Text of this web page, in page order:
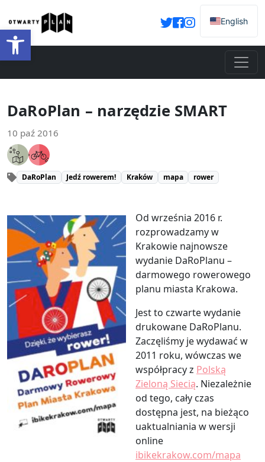
Otwórz pasek narzędzi
English
DaRoPlan – narzędzie SMART
10 paź 2016
DaRoPlan Jedź rowerem! Kraków mapa rower
Od września 2016 r.
rozprowadzamy w
Krakowie najnowsze
wydanie DaRoPlanu –
darmowego rowerowego
planu miasta Krakowa.
Jest to czwarte wydanie
drukowane DaRoPlanu.
Zaczęliśmy je wydawać w
2011 roku, wówczas we
współpracy z Polską
Zieloną Siecią. Niezależnie
od tego, cały czas
dostępna jest, na bieżąco
uaktualniania w wersji
online
ibikekrakow.com/mapa